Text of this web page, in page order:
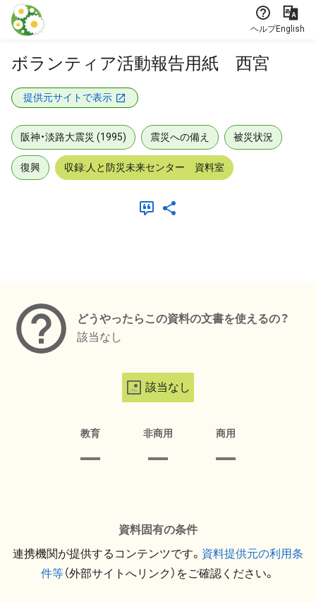
本文に飛ぶ
ヘルプEnglish
ボランティア活動報告用紙 西宮
提供元サイトで表示
阪神・淡路大震災 (1995) 震災への備え 被災状況
復興 収録:人と防災未来センター 資料室
どうやったらこの資料の文書を使えるの？
該当なし
該当なし
教育 非商用 商用
資料固有の条件
連携機関が提供するコンテンツです。 資料提供元の利用条
件等（外部サイトへリンク）をご確認ください。